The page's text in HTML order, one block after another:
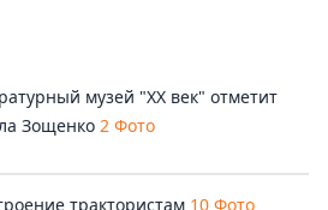
музей "ХХ век" отметит
Зощенко 2 Фото
трактористам 10 Фото